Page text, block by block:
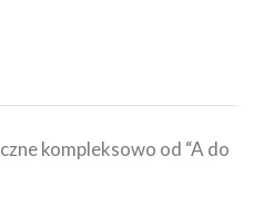
kompleksowo od “A do